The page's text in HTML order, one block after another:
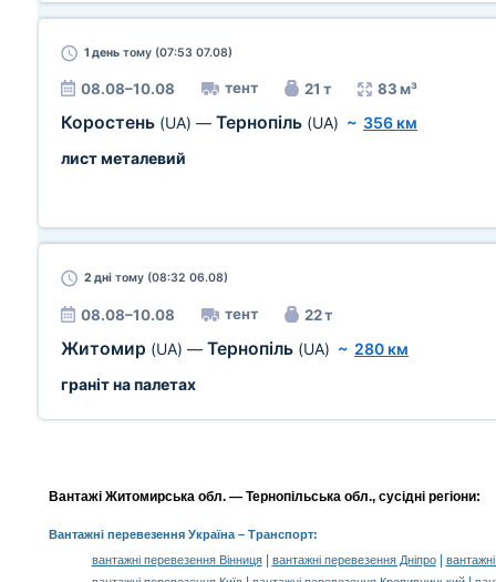
1 день тому (07:53 07.08)
08.08–10.08 тент 21 т 83 м³
Коростень (UA) — Тернопіль (UA) ~ 356 км
лист металевий
2 дні тому (08:32 06.08)
08.08–10.08 тент 22 т
Житомир (UA) — Тернопіль (UA) ~ 280 км
граніт на палетах
Вантажі Житомирська обл. — Тернопільська обл., сусідні регіони:
Вантажні перевезення Україна– Транспорт:
вантажні перевезення Вінниця| вантажні перевезення Дніпро|